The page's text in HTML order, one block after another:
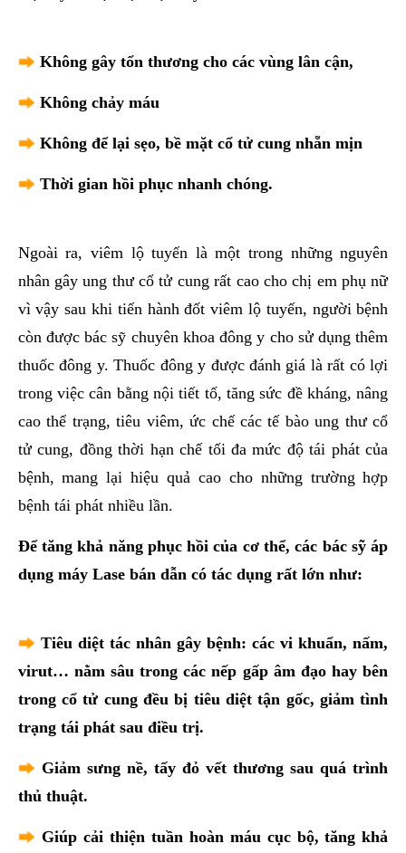
Không gây tổn thương cho các vùng lân cận,
Không chảy máu
Không để lại sẹo, bề mặt cổ tử cung nhẵn mịn
Thời gian hồi phục nhanh chóng.
Ngoài ra, viêm lộ tuyến là một trong những nguyên
nhân gây ung thư cổ tử cung rất cao cho chị em phụ nữ
vì vậy sau khi tiến hành đốt viêm lộ tuyến, người bệnh
còn được bác sỹ chuyên khoa đông y cho sử dụng thêm
thuốc đông y. Thuốc đông y được đánh giá là rất có lợi
trong việc cân bằng nội tiết tố, tăng sức đề kháng, nâng
cao thể trạng, tiêu viêm, ức chế các tế bào ung thư cổ
tử cung, đồng thời hạn chế tối đa mức độ tái phát của
bệnh, mang lại hiệu quả cao cho những trường hợp
bệnh tái phát nhiều lần.
Để tăng khả năng phục hồi của cơ thể, các bác sỹ áp
dụng máy Lase bán dẫn có tác dụng rất lớn như:
Tiêu diệt tác nhân gây bệnh: các vi khuẩn, nấm,
virut… nằm sâu trong các nếp gấp âm đạo hay bên
trong cổ tử cung đều bị tiêu diệt tận gốc, giảm tình
trạng tái phát sau điều trị.
Giảm sưng nề, tấy đỏ vết thương sau quá trình
thủ thuật.
Giúp cải thiện tuần hoàn máu cục bộ, tăng khả